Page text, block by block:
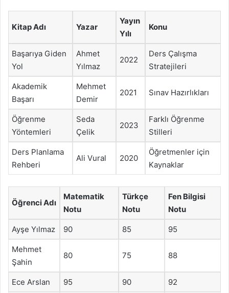
Kitap Adı Yazar
Yayın
Yılı
Konu
Başarıya Giden
Yol
Ahmet
Yılmaz
2022
Ders Çalışma
Stratejileri
Akademik
Başarı
Mehmet
Demir
2021 Sınav Hazırlıkları
Öğrenme
Yöntemleri
Seda
Çelik
2023
Farklı Öğrenme
Stilleri
Ders Planlama
Rehberi
Ali Vural 2020
Öğretmenler için
Kaynaklar
Öğrenci Adı
Matematik
Notu
Türkçe
Notu
Fen Bilgisi
Notu
Ayşe Yılmaz 90 85 95
Mehmet
Şahin
80 75 88
Ece Arslan 95 90 92